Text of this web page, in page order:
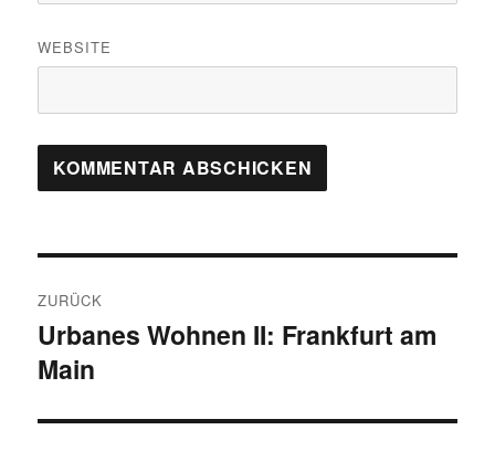
WEBSITE
ZURÜCK
Vorheriger
Beitrag:
Urbanes Wohnen II: Frankfurt am
Main